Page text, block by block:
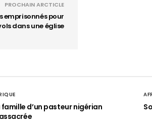
PROCHAIN ARCTICLE
emprisonnés pour
dans une église
famille d’un pasteur nigérian